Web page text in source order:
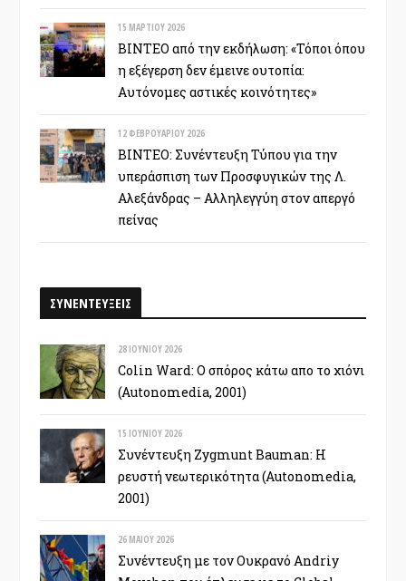
15 ΜΑΡΤΊΟΥ 2026
ΒΙΝΤΕΟ από την εκδήλωση: «Τόποι όπου
η εξέγερση δεν έμεινε ουτοπία:
Αυτόνομες αστικές κοινότητες»
12 ΦΕΒΡΟΥΑΡΊΟΥ 2026
ΒΙΝΤΕΟ: Συνέντευξη Τύπου για την
υπεράσπιση των Προσφυγικών της Λ.
Αλεξάνδρας – Αλληλεγγύη στον απεργό
πείνας
ΣΥΝΕΝΤΕΥΞΕΙΣ
28 ΙΟΥΝΊΟΥ 2026
Colin Ward: Ο σπόρος κάτω απο το χιόνι
(Autonomedia, 2001)
15 ΙΟΥΝΊΟΥ 2026
Συνέντευξη Zygmunt Bauman: Η
ρευστή νεωτερικότητα (Autonomedia,
2001)
26 ΜΑΪ́ΟΥ 2026
Συνέντευξη με τον Ουκρανό Andriy